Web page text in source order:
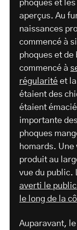
phoques et
aperçus. Au
naissances
commencé à
phoques et
commencé à
régularité et
étaient des
étaient
importante
phoques
homards.
produit au
vue du public.
averti le
le long de la
Auparavant,